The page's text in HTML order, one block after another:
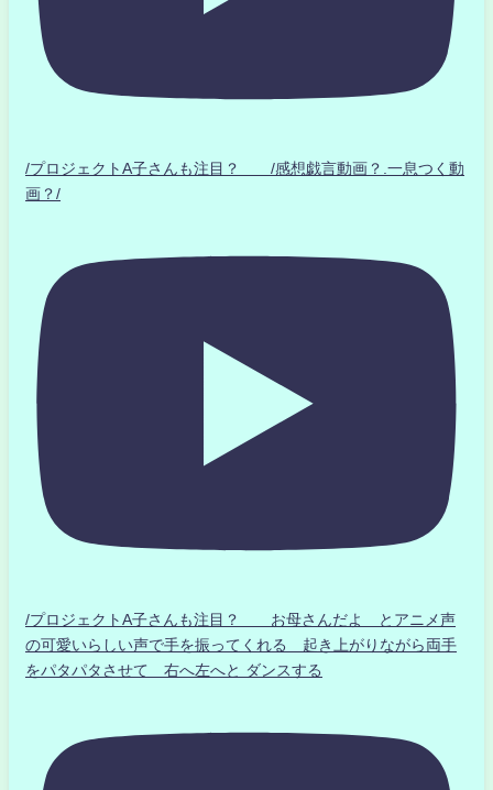
/プロジェクトA子さんも注目？ /感想戯言動画？.一息つく動
画？/
/プロジェクトA子さんも注目？ お母さんだよ とアニメ声
の可愛いらしい声で手を振ってくれる 起き上がりながら両手
をパタパタさせて 右へ左へと ダンスする